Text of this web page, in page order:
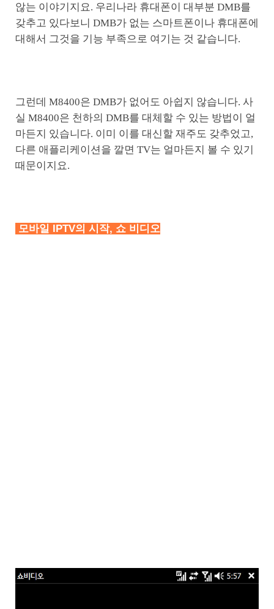
않는 이야기지요. 우리나라 휴대폰이 대부분 DMB를
갖추고 있다보니 DMB가 없는 스마트폰이나 휴대폰에
대해서 그것을 기능 부족으로 여기는 것 같습니다.
그런데 M8400은 DMB가 없어도 아쉽지 않습니다. 사
실 M8400은 천하의 DMB를 대체할 수 있는 방법이 얼
마든지 있습니다. 이미 이를 대신할 재주도 갖추었고,
다른 애플리케이션을 깔면 TV는 얼마든지 볼 수 있기
때문이지요.
모바일 IPTV의 시작, 쇼 비디오